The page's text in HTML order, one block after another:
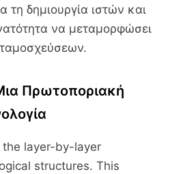
τη δημιουργία ιστών και
να μεταμορφώσει
Πρωτοποριακή
the layer-by-layer
structures. This